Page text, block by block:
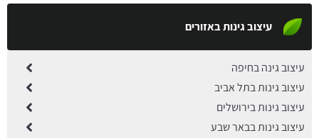
עיצוב גינות באזורים
עיצוב גינה בחיפה
עיצוב גינות בתל אביב
עיצוב גינות בירושלים
עיצוב גינות בבאר שבע